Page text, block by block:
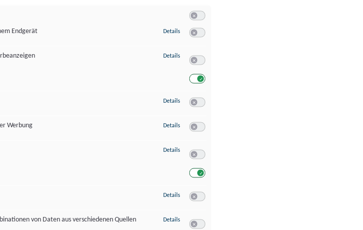
Endgerät
Details zu Speichern von oder Zugriff auf Informationen auf einem Endgerät
Details zu Verwendung reduzierter Daten zur Auswahl von Werbeanzeigen
Details zu Erstellung von Profilen für personalisierte Werbung
Werbung
Details zu Verwendung von Profilen zur Auswahl personalisierter Werbung
Details zu Messung der Werbeleistung
Details zu Messung der Performance von Inhalten
von Daten aus verschiedenen Quellen
Details zu Analyse von Zielgruppen durch Statistiken oder Kombinationen von